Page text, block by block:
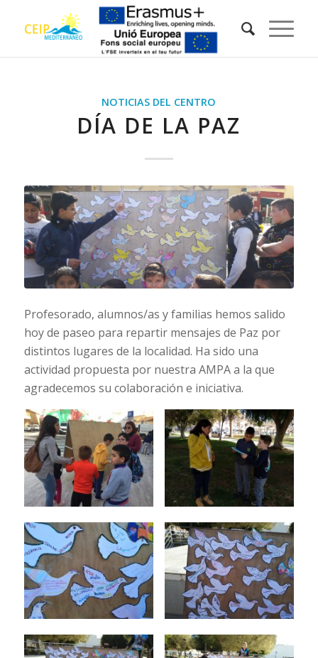
NOTICIAS DEL CENTRO
DÍA DE LA PAZ
Profesorado, alumnos/as y familias hemos salido
hoy de paseo para repartir mensajes de Paz por
distintos lugares de la localidad. Ha sido una
actividad propuesta por nuestra AMPA a la que
agradecemos su colaboración e iniciativa.